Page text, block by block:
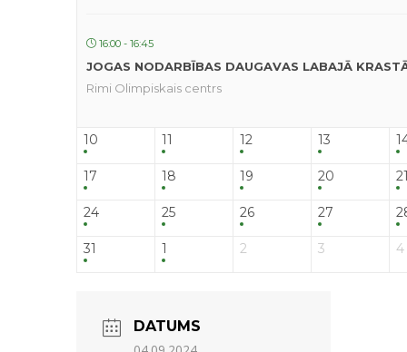
16:00 - 16:45
JOGAS NODARBĪBAS DAUGAVAS LABAJĀ
Rimi Olimpiskais centrs
10 11 12 13
17 18 19 20
24 25 26 27
31 1 2 3 4
DATUMS